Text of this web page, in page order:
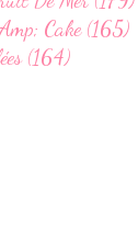
Cake (165)
(164)